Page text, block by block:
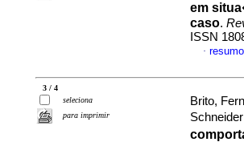
em
caso.
ISSN
·
3 / 4
seleciona
para imprimir
Brito,